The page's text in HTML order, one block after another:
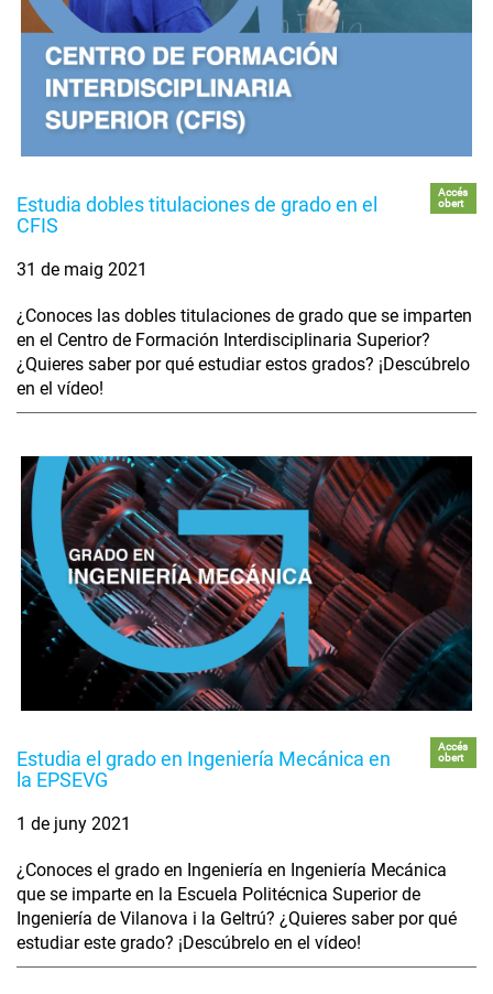
Estudia dobles titulaciones de grado en el
CFIS
Accés
obert
31 de maig 2021
¿Conoces las dobles titulaciones de grado que se imparten
en el Centro de Formación Interdisciplinaria Superior?
¿Quieres saber por qué estudiar estos grados? ¡Descúbrelo
en el vídeo!
Estudia el grado en Ingeniería Mecánica en
la EPSEVG
Accés
obert
1 de juny 2021
¿Conoces el grado en Ingeniería en Ingeniería Mecánica
que se imparte en la Escuela Politécnica Superior de
Ingeniería de Vilanova i la Geltrú? ¿Quieres saber por qué
estudiar este grado? ¡Descúbrelo en el vídeo!